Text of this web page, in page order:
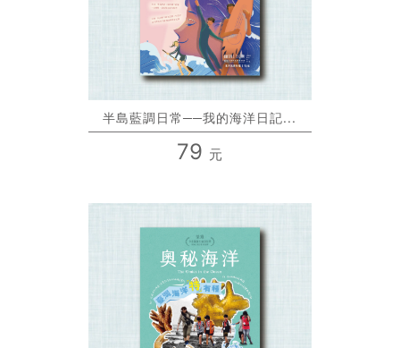
半島藍調日常──我的海洋日記...
79 元